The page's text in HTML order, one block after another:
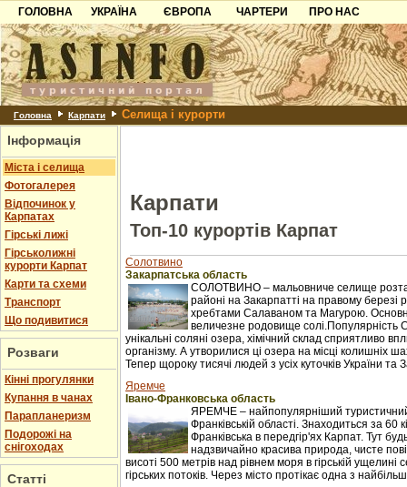
ГОЛОВНА
УКРАЇНА
Карпати
Азов
Причорноморря
Шацьк
ЄВРОПА
Чорногорія
Хорватія
Болгарія
Албанія
ЧАРТЕРИ
ПРО НАС
Контакти
Партнерам
Додати готель
Головна Карпати Селища і курорти
Інформація
Міста і селища
Фотогалерея
Відпочинок у
Карпатах
Гірські лижі
Гірськолижні
курорти Карпат
Карти та схеми
Транспорт
Що подивитися
Розваги
Кінні прогулянки
Купання в чанах
Парапланеризм
Подорожі на
снігоходах
Статті
Карпати
Топ-10 курортів Карпат
Солотвино
Закарпатська область
СОЛОТВИНО – мальовниче селище
районі на Закарпатті на правому березі
хребтами Салаваном та Магурою.
величезне родовище солі.Популярність
унікальні соляні озера, хімічний склад сприятливо
організму. А утворилися ці озера на місці колишніх
Тепер щороку тисячі людей з усіх куточків України та
Яремче
Івано-Франковська область
ЯРЕМЧЕ – найпопулярніший
Франківській області. Знаходиться за 60
Франківська в передгір'ях Карпат. Тут
надзвичайно красива природа, чисте
висоті 500 метрів над рівнем моря в гірській ущелині
гірських потоків. Через місто протікає одна з